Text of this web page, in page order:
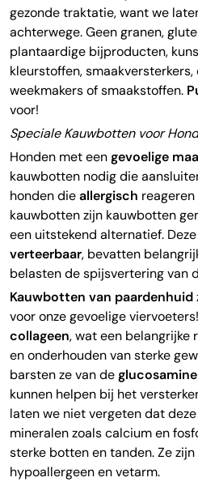
gezonde traktatie, want we
achterwege. Geen granen,
plantaardige bijproducten,
kleurstoffen,
weekmakers of smaakstoffen.
voor!
Speciale Kauwbotten voor
Honden met eengevoelige
kauwbotten nodig die
honden dieallergisch
kauwbotten zijn kauwbotten
een uitstekend alternatief.
verteerbaar, bevatten
belasten de spijsvertering van
Kauwbotten van paardenhuid
voor onze gevoelige
collageen, wat een belangrijke
en onderhouden van sterke
barsten ze van deglucosamine
kunnen helpen bij het
laten we niet vergeten dat
mineralen zoals calcium en
sterke botten en tanden. Ze
hypoallergeen en vetarm.